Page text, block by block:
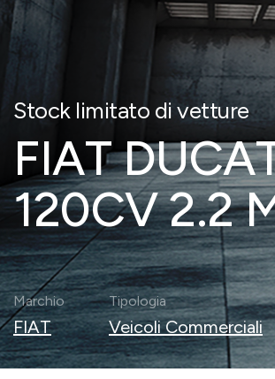
Stock limitato di vetture
FIAT
120CV 2.2
Marchio
FIAT
Tipologia
Veicoli Commerciali